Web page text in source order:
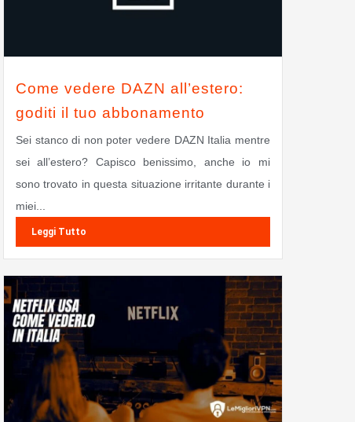
Come vedere DAZN all’estero:
goditi il tuo abbonamento
Sei stanco di non poter vedere DAZN Italia mentre
sei all’estero? Capisco benissimo, anche io mi
sono trovato in questa situazione irritante durante i
miei...
Leggi Tutto